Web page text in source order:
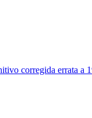
corregida errata a